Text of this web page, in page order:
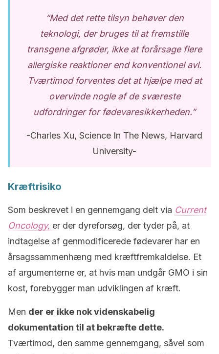
“Med det rette tilsyn behøver den
teknologi, der bruges til at fremstille
transgene afgrøder, ikke at forårsage flere
allergiske reaktioner end konventionel avl.
Tværtimod forventes det at hjælpe med at
overvinde nogle af de sværeste
udfordringer for fødevaresikkerheden.”
-Charles Xu, Science In The News, Harvard
University-
Kræftrisiko
Som beskrevet i en gennemgang delt via Current
Oncology, er der dyreforsøg, der tyder på, at
indtagelse af genmodificerede fødevarer har en
årsagssammenhæng med kræftfremkaldelse. Et
af argumenterne er, at hvis man undgår GMO i sin
kost, forebygger man udviklingen af kræft.
Men der er ikke nok videnskabelig
dokumentation til at bekræfte dette.
Tværtimod, den samme gennemgang, såvel som